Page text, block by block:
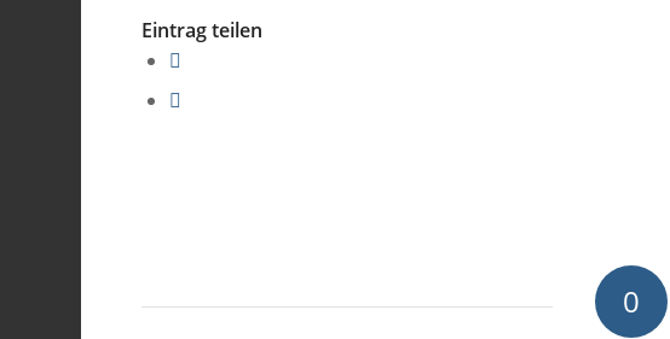
Eintrag teilen
0